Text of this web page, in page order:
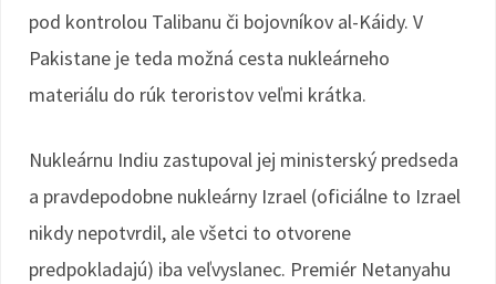
pod kontrolou Talibanu či bojovníkov al-Káidy. V
Pakistane je teda možná cesta nukleárneho
materiálu do rúk teroristov veľmi krátka.
Nukleárnu Indiu zastupoval jej ministerský predseda
a pravdepodobne nukleárny Izrael (oficiálne to Izrael
nikdy nepotvrdil, ale všetci to otvorene
predpokladajú) iba veľvyslanec. Premiér Netanyahu